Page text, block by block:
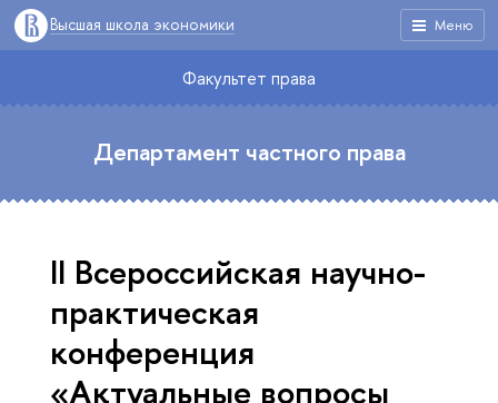
Меню
Высшая школа экономики
Факультет права
Департамент частного права
II Всероссийская научно-
практическая
конференция
«Актуальные вопросы